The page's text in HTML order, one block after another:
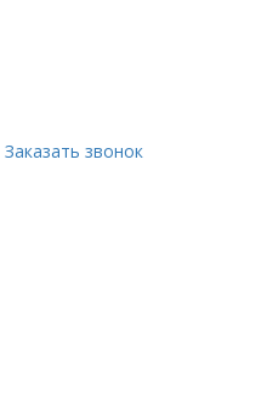
Заказать звонок